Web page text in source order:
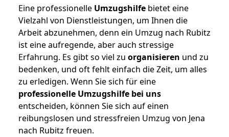
Eine professionelle Umzugshilfe bietet eine
Vielzahl von Dienstleistungen, um Ihnen die
Arbeit abzunehmen, denn ein Umzug nach Rubitz
ist eine aufregende, aber auch stressige
Erfahrung. Es gibt so viel zu organisieren und zu
bedenken, und oft fehlt einfach die Zeit, um alles
zu erledigen. Wenn Sie sich für eine
professionelle Umzugshilfe bei uns
entscheiden, können Sie sich auf einen
reibungslosen und stressfreien Umzug von Jena
nach Rubitz freuen.